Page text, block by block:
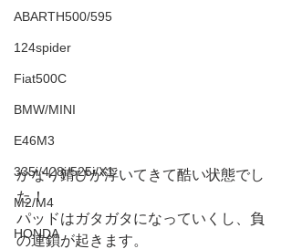
ABARTH500/595
124spider
Fiat500C
BMW/MINI
E46M3
335i/428i/525i/X1
M2/M4
HONDA
かなり錆びが浮いてきて酷い状態でし
た！
パッドはガタガタになっていくし、負
の連鎖が起きます。